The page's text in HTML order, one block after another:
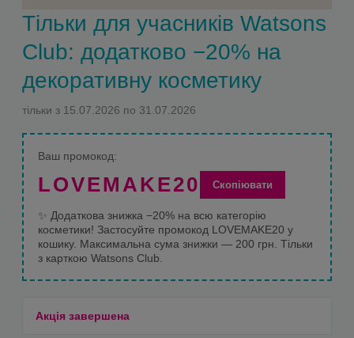
Тільки для учасників Watsons
Club: додатково −20% на
декоративну косметику
тільки з 15.07.2026 по 31.07.2026
Ваш промокод:
LOVEMAKE20 Скопіювати
✨ Додаткова знижка −20% на всю категорію
косметики! Застосуйте промокод LOVEMAKE20 у
кошику. Максимальна сума знижки — 200 грн. Тільки
з карткою Watsons Club.
Акція завершена